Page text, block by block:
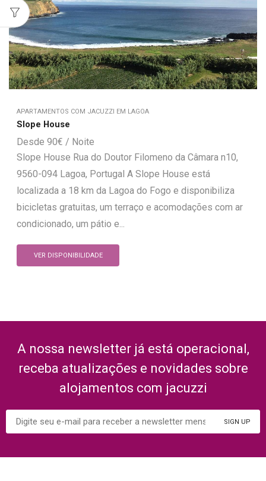
APARTAMENTOS COM JACUZZI EM LAGOA
Slope House
90€
Slope House Rua do Doutor Filomeno da Câmara n10,
9560-094 Lagoa, Portugal A Slope House está
localizada a 18 km da Lagoa do Fogo e disponibiliza
bicicletas gratuitas, um terraço e acomodações com ar
condicionado, um pátio e...
VER DISPONIBILIDADE
A nossa newsletter já está operacional,
receba atualizações e novidades sobre
alojamentos com jacuzzi